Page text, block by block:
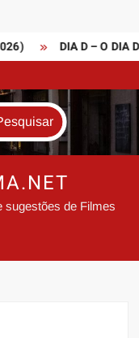
DIA D – O DIA
sugestões de Filmes